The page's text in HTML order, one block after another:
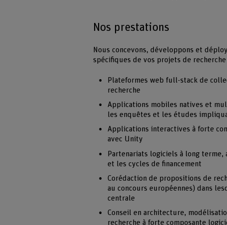
Nos prestations
Nous concevons, développons et
spécifiques de vos projets de
Plateformes web full-stack de
recherche
Applications mobiles natives et
les enquêtes et les études
Applications interactives à forte
avec Unity
Partenariats logiciels à long
et les cycles de financement
Corédaction de propositions de
au concours européennes) dans
centrale
Conseil en architecture,
recherche à forte composante